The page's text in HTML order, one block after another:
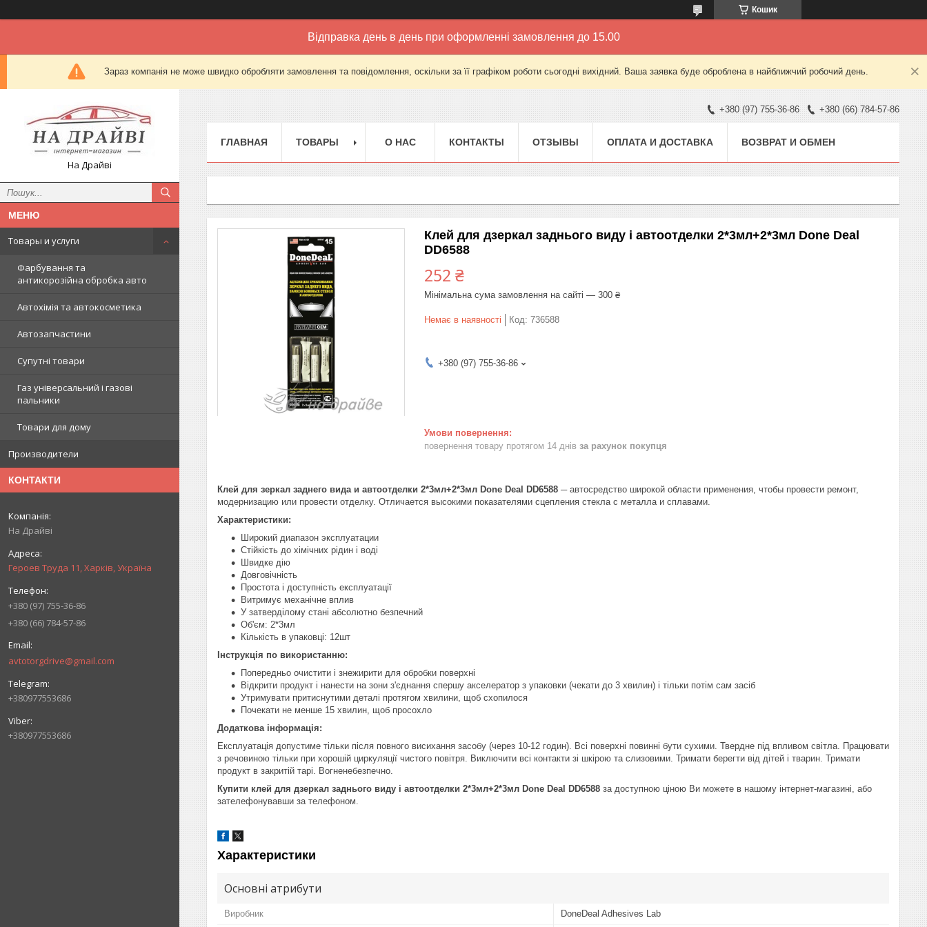
Кошик
Відправка день в день при оформленні замовлення до 15.00
Зараз компанія не може швидко обробляти замовлення та повідомлення, оскільки за її графіком роботи сьогодні вихідний. Ваша заявка буде оброблена в найближчий робочий день.
На Драйві
Товары и услуги
Фарбування та
антикорозійна обробка авто
Автохімія та автокосметика
Автозапчастини
Супутні товари
Газ універсальний і газові
пальники
Товари для дому
Производители
КОНТАКТИ
На Драйві
Героев Труда 11, Харків, Україна
+380 (97) 755-36-86
+380 (66) 784-57-86
avtotorgdrive@gmail.com
+380977553686
+380977553686
+380 (97) 755-36-86 +380 (66) 784-57-86
ГЛАВНАЯ ТОВАРЫ О НАС КОНТАКТЫ ОТЗЫВЫ ОПЛАТА И ДОСТАВКА ВОЗВРАТ И ОБМЕН
Клей для дзеркал заднього виду і автоотделки 2*3мл+2*3мл Done Deal
DD6588
252 ₴
Мінімальна сума замовлення на сайті — 300 ₴
Немає в наявності Код: 736588
+380 (97) 755-36-86
повернення товару протягом 14 днів за рахунок покупця
Клей для зеркал заднего вида и автоотделки 2*3мл+2*3мл Done Deal DD6588 ─ автосредство широкой области применения, чтобы провести ремонт,
модернизацию или провести отделку. Отличается высокими показателями сцепления стекла с металла и сплавами.
Характеристики:
Широкий диапазон эксплуатации
Стійкість до хімічних рідин і воді
Швидке дію
Довговічність
Простота і доступність експлуатації
Витримує механічне вплив
У затверділому стані абсолютно безпечний
Об'єм: 2*3мл
Кількість в упаковці: 12шт
Інструкція по використанню:
Попередньо очистити і знежирити для обробки поверхні
Відкрити продукт і нанести на зони з'єднання спершу акселератор з упаковки (чекати до 3 хвилин) і тільки потім сам засіб
Утримувати притиснутими деталі протягом хвилини, щоб схопилося
Почекати не менше 15 хвилин, щоб просохло
Додаткова інформація:
Експлуатація допустиме тільки після повного висихання засобу (через 10-12 годин). Всі поверхні повинні бути сухими. Твердне під впливом світла. Працювати
з речовиною тільки при хорошій циркуляції чистого повітря. Виключити всі контакти зі шкірою та слизовими. Тримати берегти від дітей і тварин. Тримати
продукт в закритій тарі. Вогненебезпечно.
Купити клей для дзеркал заднього виду і автоотделки 2*3мл+2*3мл Done Deal DD6588 за доступною ціною Ви можете в нашому інтернет-магазині, або
зателефонувавши за телефоном.
Характеристики
Основні атрибути
Виробник DoneDeal Adhesives Lab